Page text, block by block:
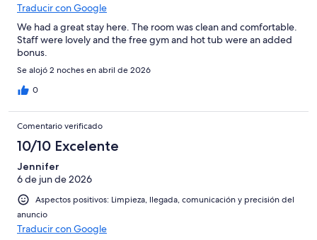
Traducir con Google
We had a great stay here. The room was clean and comfortable.
Staff were lovely and the free gym and hot tub were an added
bonus.
Se alojó 2 noches en abril de 2026
0
Comentario verificado
10/10 Excelente
Jennifer
6 de jun de 2026
Aspectos positivos: Limpieza, llegada, comunicación y precisión del
anuncio
Traducir con Google